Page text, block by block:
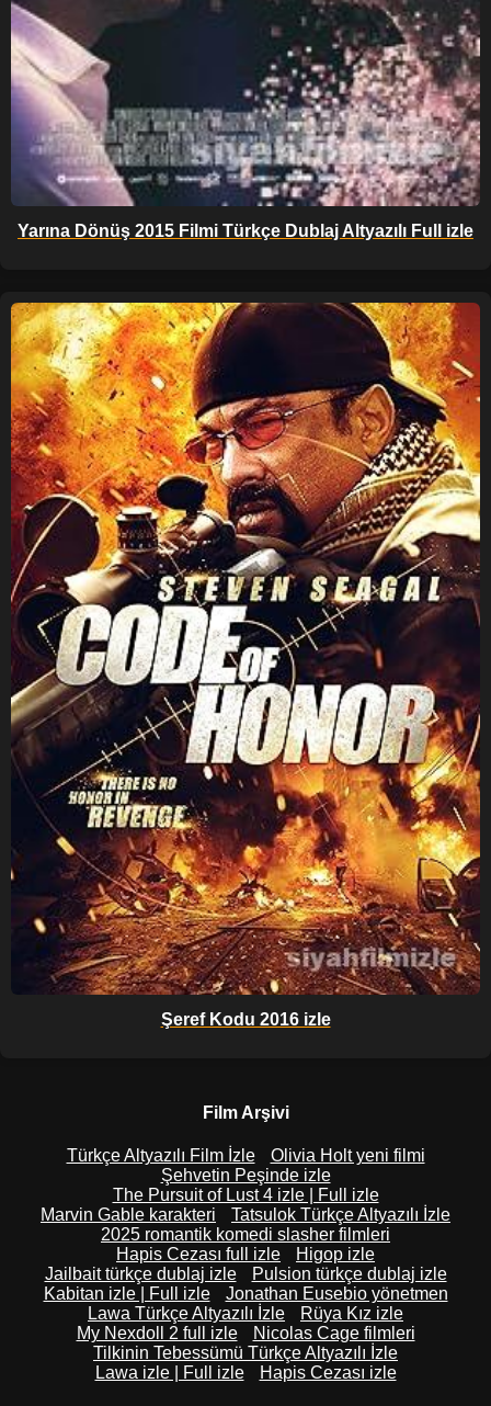
Yarına Dönüş 2015 Filmi Türkçe Dublaj Altyazılı Full izle
Şeref Kodu 2016 izle
Film Arşivi
Türkçe Altyazılı Film İzle
Olivia Holt yeni filmi
Şehvetin Peşinde izle
The Pursuit of Lust 4 izle | Full izle
Marvin Gable karakteri
Tatsulok Türkçe Altyazılı İzle
2025 romantik komedi slasher filmleri
Hapis Cezası full izle
Higop izle
Jailbait türkçe dublaj izle
Pulsion türkçe dublaj izle
Kabitan izle | Full izle
Jonathan Eusebio yönetmen
Lawa Türkçe Altyazılı İzle
Rüya Kız izle
My Nexdoll 2 full izle
Nicolas Cage filmleri
Tilkinin Tebessümü Türkçe Altyazılı İzle
Lawa izle | Full izle
Hapis Cezası izle